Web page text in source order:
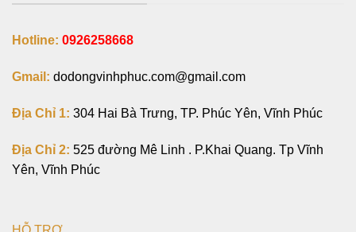
Hotline: 0926258668
Gmail: dodongvinhphuc.com@gmail.com
Địa Chỉ 1: 304 Hai Bà Trưng, TP. Phúc Yên, Vĩnh Phúc
Địa Chỉ 2: 525 đường Mê Linh . P.Khai Quang. Tp Vĩnh
Yên, Vĩnh Phúc